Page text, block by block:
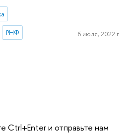
РНФ 6 июля, 2022 г.
Ctrl+Enter и отправьте нам